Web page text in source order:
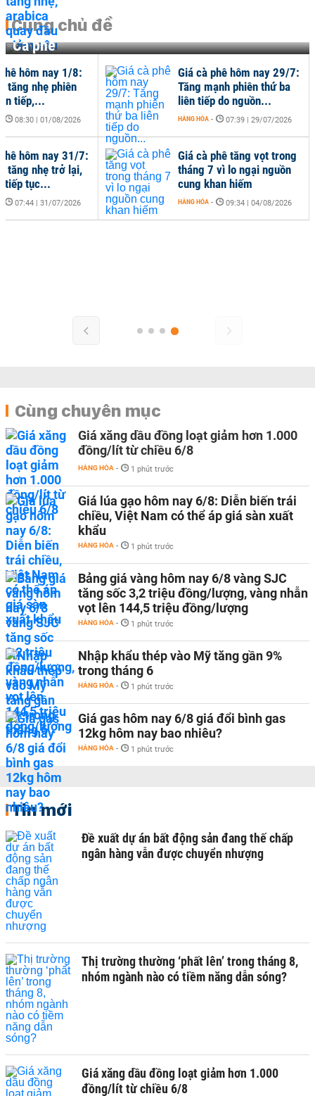
Cùng chủ đề
Cà phê
Giá cà phê tăng vọt trong
tháng 7 vì lo ngại nguồn
cung khan hiếm
HÀNG HÓA - 09:34 | 04/08/2026
hôm nay 1/8:
tăng nhẹ phiên
tiếp,...
08:30 | 01/08/2026
hôm nay 31/7:
tăng nhẹ trở lại,
tiếp tục...
07:44 | 31/07/2026
Giá cà phê hôm nay 29/7:
Tăng mạnh phiên thứ ba
liên tiếp do nguồn...
HÀNG HÓA - 07:39 | 29/07/2026
Cùng chuyên mục
Giá xăng dầu đồng loạt giảm hơn 1.000
đồng/lít từ chiều 6/8
HÀNG HÓA - 1 phút trước
Giá lúa gạo hôm nay 6/8: Diễn biến trái
chiều, Việt Nam có thể áp giá sàn xuất
khẩu
HÀNG HÓA - 1 phút trước
Bảng giá vàng hôm nay 6/8 vàng SJC
tăng sốc 3,2 triệu đồng/lượng, vàng nhẫn
vọt lên 144,5 triệu đồng/lượng
HÀNG HÓA - 1 phút trước
Nhập khẩu thép vào Mỹ tăng gần 9%
trong tháng 6
HÀNG HÓA - 1 phút trước
Giá gas hôm nay 6/8 giá đổi bình gas
12kg hôm nay bao nhiêu?
HÀNG HÓA - 1 phút trước
Tin mới
Đề xuất dự án bất động sản đang thế chấp
ngân hàng vẫn được chuyển nhượng
Thị trường thường ‘phất lên’ trong tháng 8,
nhóm ngành nào có tiềm năng dẫn sóng?
Giá xăng dầu đồng loạt giảm hơn 1.000
đồng/lít từ chiều 6/8